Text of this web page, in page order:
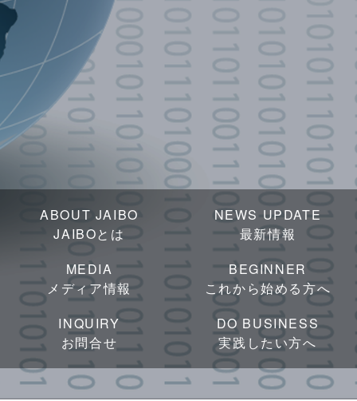
ABOUT JAIBO
JAIBOとは
NEWS UPDATE
最新情報
MEDIA
メディア情報
BEGINNER
これから始める方へ
INQUIRY
お問合せ
DO BUSINESS
実践したい方へ